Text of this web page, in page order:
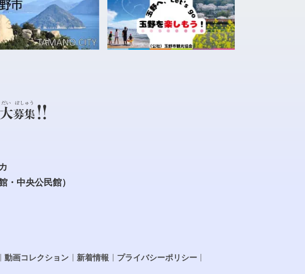
・中央公民館）
動画コレクション 新着情報 プライバシーポリシー